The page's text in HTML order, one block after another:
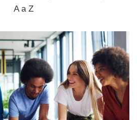
A a Z